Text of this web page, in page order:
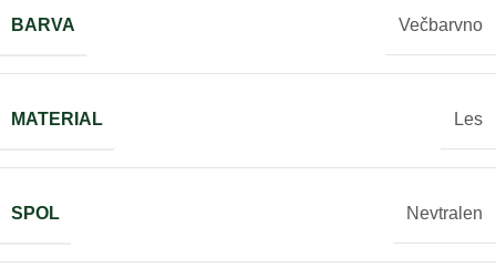
BARVA Večbarvno
MATERIAL Les
SPOL Nevtralen